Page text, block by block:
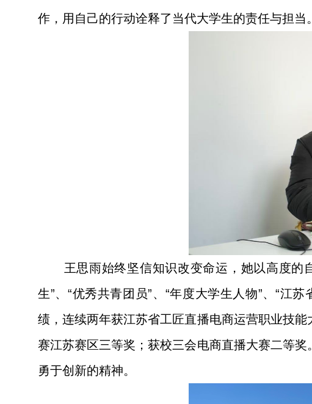
作，用自己的行动诠释了当代大学生的责任与担当。
王思雨始终坚信知识改变命运，她以高度的
生”、“优秀共青团员”、“年度大学生人物”、“江
绩，连续两年获江苏省工匠直播电商运营职业技
赛江苏赛区三等奖；获校三会电商直播大赛二等
勇于创新的精神。